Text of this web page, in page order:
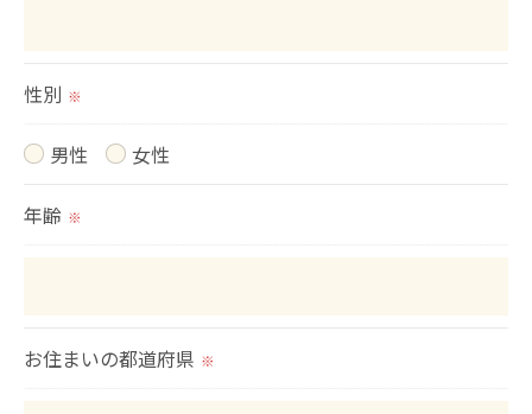
用停止の手続を定めさせて頂いております。
す。
きにつきましては、お電話でお問合せ下さい。
性別 ※
男性 女性
年齢 ※
お住まいの都道府県 ※